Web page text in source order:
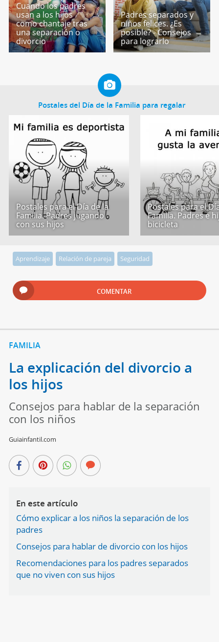
Cuando los padres
usan a los hijos
como chantaje tras
una separación o
divorcio
Padres separados y
niños felices. ¿Es
posible? - Consejos
para lograrlo
Postales del Día de la Familia para regalar
Postales para el Día de la
Familia. Padres jugando
con sus hijos
Postales para el
Familia. Padres e
bicicleta
Aprendizaje Relación de pareja Seguridad
COMENTAR
FAMILIA
La explicación del divorcio a
los hijos
Consejos para hablar de la separación
con los niños
Guiainfantil.com
En este artículo
Cómo explicar a los niños la separación de los
padres
Consejos para hablar de divorcio con los hijos
Recomendaciones para los padres separados
que no viven con sus hijos